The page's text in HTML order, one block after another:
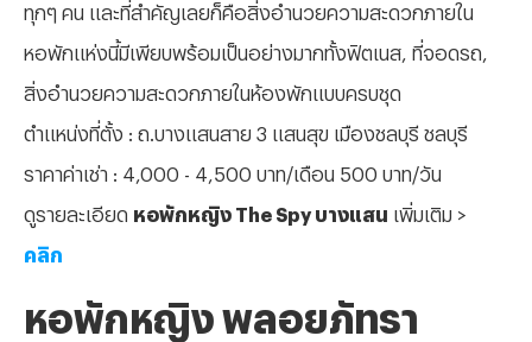
ทุกๆ คน และที่สำคัญเลยก็คือสิ่งอำนวยความสะดวกภายใน
หอพักแห่งนี้มีเพียบพร้อมเป็นอย่างมากทั้งฟิตเนส, ที่จอดรถ,
สิ่งอำนวยความสะดวกภายในห้องพักแบบครบชุด
ตำแหน่งที่ตั้ง : ถ.บางแสนสาย 3 แสนสุข เมืองชลบุรี ชลบุรี
ราคาค่าเช่า : 4,000 - 4,500 บาท/เดือน 500 บาท/วัน
ดูรายละเอียด หอพักหญิง The Spy บางแสน เพิ่มเติม >
คลิก
หอพักหญิง พลอยภัทรา